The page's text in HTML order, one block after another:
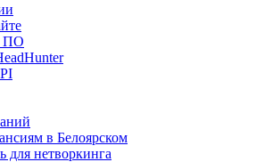
ПО
в Белоярском
для нетворкинга